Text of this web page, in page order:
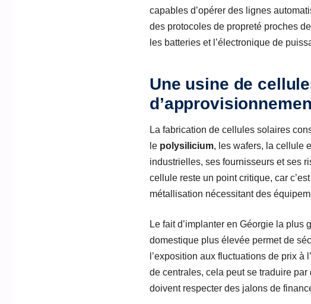
capables d’opérer des lignes
des protocoles de propreté proches
les batteries et l’électronique de
Une usine de
La fabrication de cellules solaires
le polysilicium, les wafers, la cellule
industrielles, ses fournisseurs et ses
cellule reste un point critique, car
métallisation nécessitant des
Le fait d’implanter en Géorgie la
domestique plus élevée permet de
l’exposition aux fluctuations de prix
de centrales, cela peut se traduire
doivent respecter des jalons de